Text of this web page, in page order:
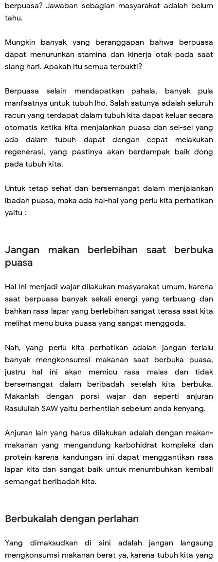
berpuasa? Jawaban sebagian masyarakat adalah belum
tahu.
Mungkin banyak yang beranggapan bahwa berpuasa
dapat menurunkan stamina dan kinerja otak pada saat
siang hari. Apakah itu semua terbukti?
Berpuasa selain mendapatkan pahala, banyak pula
manfaatnya untuk tubuh lho. Salah satunya adalah seluruh
racun yang terdapat dalam tubuh kita dapat keluar secara
otomatis ketika kita menjalankan puasa dan sel-sel yang
ada dalam tubuh dapat dengan cepat melakukan
regenerasi, yang pastinya akan berdampak baik dong
pada tubuh kita.
Untuk tetap sehat dan bersemangat dalam menjalankan
ibadah puasa, maka ada hal-hal yang perlu kita perhatikan
yaitu :
Jangan makan berlebihan saat berbuka
puasa
Hal ini menjadi wajar dilakukan masyarakat umum, karena
saat berpuasa banyak sekali energi yang terbuang dan
bahkan rasa lapar yang berlebihan sangat terasa saat kita
melihat menu buka puasa yang sangat menggoda.
Nah, yang perlu kita perhatikan adalah jangan terlalu
banyak mengkonsumsi makanan saat berbuka puasa,
justru hal ini akan memicu rasa malas dan tidak
bersemangat dalam beribadah setelah kita berbuka.
Makanlah dengan porsi wajar dan seperti anjuran
Rasulullah SAW yaitu berhentilah sebelum anda kenyang.
Anjuran lain yang harus dilakukan adalah dengan makan-
makanan yang mengandung karbohidrat kompleks dan
protein karena kandungan ini dapat menggantikan rasa
lapar kita dan sangat baik untuk menumbuhkan kembali
semangat beribadah kita.
Berbukalah dengan perlahan
Yang dimaksudkan di sini adalah jangan langsung
mengkonsumsi makanan berat ya, karena tubuh kita yang